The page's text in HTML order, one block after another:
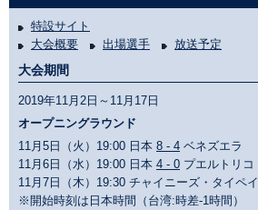
特設サイト
大会概要
出場選手 放送予定
大会期間
2019年11月2日～11月17日
オープニングラウンド
11月5日（火）19:00 日本 8 - 4 ベネズエラ
11月6日（水）19:00 日本 4 - 0 プエルトリコ
11月7日（木）19:30 チャイニーズ・タイペイ
※開始時刻は日本時間（台湾:時差-1時間）